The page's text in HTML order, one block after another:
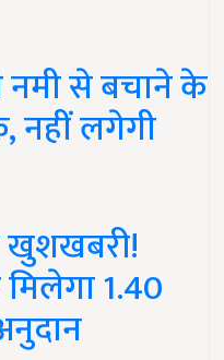
से बचाने के
नहीं लगेगी
खुशखबरी!
मिलेगा 1.40